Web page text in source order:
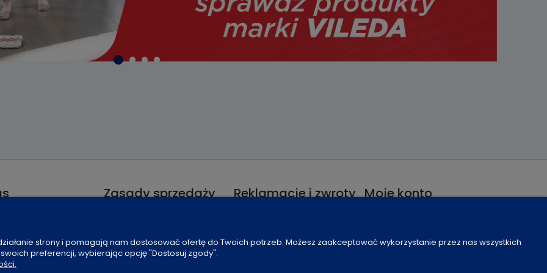
Zasady sprzedaży
Sposoby płatności
Reklamacje i zwroty Moje konto
Ustawienia konta
strony i pomagają nam dostosować ofertę do Twoich potrzeb. Możesz zaakceptować wykorzystanie przez nas wszystkich
preferencji, wybierając opcję "Dostosuj zgody".